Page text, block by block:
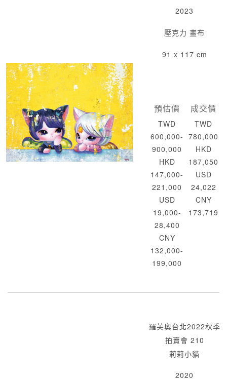
2023
壓克力 畫布
91 x 117 cm
預估價
TWD
600,000-
900,000
HKD
147,000-
221,000
USD
19,000-
28,400
CNY
132,000-
199,000
成交價
TWD
780,000
HKD
187,050
USD
24,022
CNY
173,719
羅芙奧台北2022秋季
拍賣會 210
莉莉小貓
2020